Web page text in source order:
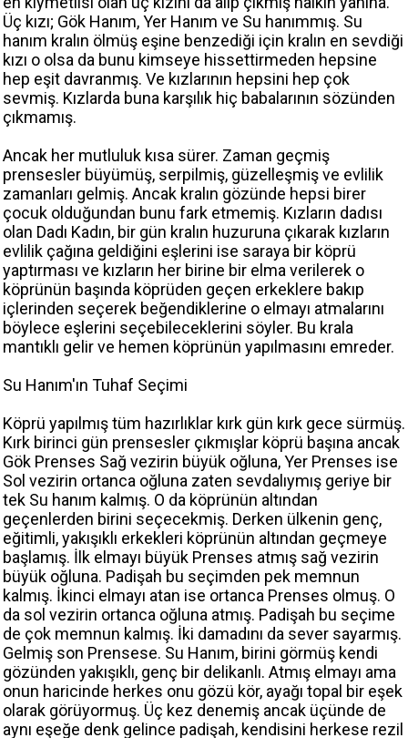
Üç kızı; Gök Hanım, Yer Hanım ve Su hanımmış. Su
hanım kralın ölmüş eşine benzediği için kralın en sevdiği
kızı o olsa da bunu kimseye hissettirmeden hepsine
hep eşit davranmış. Ve kızlarının hepsini hep çok
sevmiş. Kızlarda buna karşılık hiç babalarının sözünden
çıkmamış.
Ancak her mutluluk kısa sürer. Zaman geçmiş
prensesler büyümüş, serpilmiş, güzelleşmiş ve evlilik
zamanları gelmiş. Ancak kralın gözünde hepsi birer
çocuk olduğundan bunu fark etmemiş. Kızların dadısı
olan Dadı Kadın, bir gün kralın huzuruna çıkarak kızların
evlilik çağına geldiğini eşlerini ise saraya bir köprü
yaptırması ve kızların her birine bir elma verilerek o
köprünün başında köprüden geçen erkeklere bakıp
içlerinden seçerek beğendiklerine o elmayı atmalarını
böylece eşlerini seçebileceklerini söyler. Bu krala
mantıklı gelir ve hemen köprünün yapılmasını emreder.
Su Hanım'ın Tuhaf Seçimi
Köprü yapılmış tüm hazırlıklar kırk gün kırk gece sürmüş.
Kırk birinci gün prensesler çıkmışlar köprü başına ancak
Gök Prenses Sağ vezirin büyük oğluna, Yer Prenses ise
Sol vezirin ortanca oğluna zaten sevdalıymış geriye bir
tek Su hanım kalmış. O da köprünün altından
geçenlerden birini seçecekmiş. Derken ülkenin genç,
eğitimli, yakışıklı erkekleri köprünün altından geçmeye
başlamış. İlk elmayı büyük Prenses atmış sağ vezirin
büyük oğluna. Padişah bu seçimden pek memnun
kalmış. İkinci elmayı atan ise ortanca Prenses olmuş. O
da sol vezirin ortanca oğluna atmış. Padişah bu seçime
de çok memnun kalmış. İki damadını da sever sayarmış.
Gelmiş son Prensese. Su Hanım, birini görmüş kendi
gözünden yakışıklı, genç bir delikanlı. Atmış elmayı ama
onun haricinde herkes onu gözü kör, ayağı topal bir eşek
olarak görüyormuş. Üç kez denemiş ancak üçünde de
aynı eşeğe denk gelince padişah, kendisini herkese rezil